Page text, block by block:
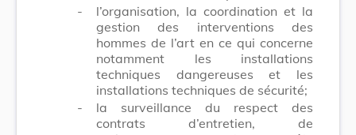
-
l’organisation, la coordination et la
gestion des interventions des
hommes de l’art en ce qui concerne
notamment les installations
techniques dangereuses et les
installations techniques de sécurité;
-
la surveillance du respect des
contrats d’entretien, de